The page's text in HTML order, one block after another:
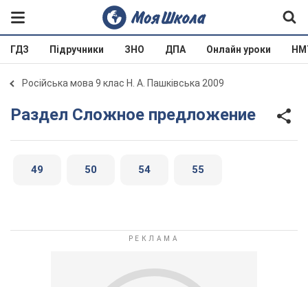
ГДЗ Підручники ЗНО ДПА Онлайн уроки
Російська мова 9 клас Н. А. Пашківська 2009
Раздел Сложное предложение
49 50 54 55